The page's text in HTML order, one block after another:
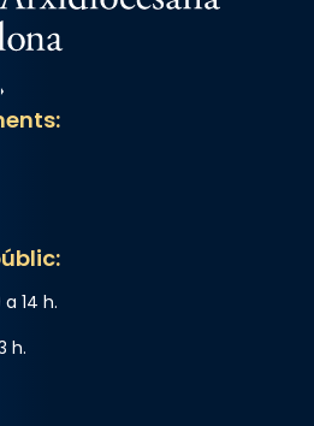
Cristiana
14 h.
h.